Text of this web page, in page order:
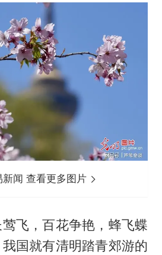
新闻 查看更多图片
飞，百花争艳，蜂飞蝶
国就有清明踏青郊游的